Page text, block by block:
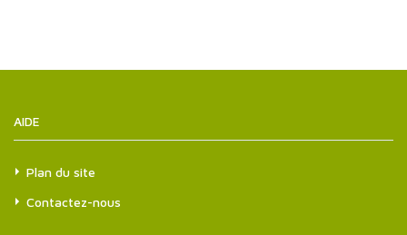
AIDE
Plan du site
Contactez-nous